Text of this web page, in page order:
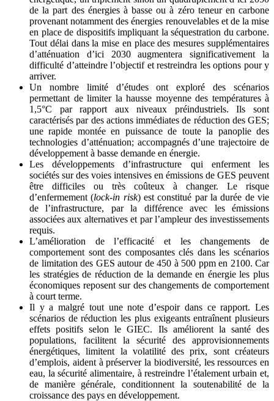
de la part des énergies à basse ou à zéro teneur en carbone
provenant notamment des énergies renouvelables et de la mise
en place de dispositifs impliquant la séquestration du carbone.
Tout délai dans la mise en place des mesures supplémentaires
d’atténuation d’ici 2030 augmentera significativement la
difficulté d’atteindre l’objectif et restreindra les options pour y
arriver.
Un nombre limité d’études ont exploré des scénarios
permettant de limiter la hausse moyenne des températures à
1,5°C par rapport aux niveaux préindustriels. Ils sont
caractérisés par des actions immédiates de réduction des GES;
une rapide montée en puissance de toute la panoplie des
technologies d’atténuation; accompagnés d’une trajectoire de
développement à basse demande en énergie.
Les développements d’infrastructure qui enferment les
sociétés sur des voies intensives en émissions de GES peuvent
être difficiles ou très coûteux à changer. Le risque
d’enfermement (lock-in risk) est constitué par la durée de vie
de l’infrastructure, par la différence avec les émissions
associées aux alternatives et par l’ampleur des investissements
requis.
L’amélioration de l’efficacité et les changements de
comportement sont des composantes clés dans les scénarios
de limitation des GES autour de 450 à 500 ppm en 2100. Car
les stratégies de réduction de la demande en énergie les plus
économiques reposent sur des changements de comportement
à court terme.
Il y a malgré tout une note d’espoir dans ce rapport. Les
scénarios de réduction les plus exigeants entraînent plusieurs
effets positifs selon le GIEC. Ils améliorent la santé des
populations, facilitent la sécurité des approvisionnements
énergétiques, limitent la volatilité des prix, sont créateurs
d’emplois, aident à préserver la biodiversité, les ressources en
eau, la sécurité alimentaire, à restreindre l’étalement urbain et,
de manière générale, conditionnent la soutenabilité de la
croissance des pays en développement.